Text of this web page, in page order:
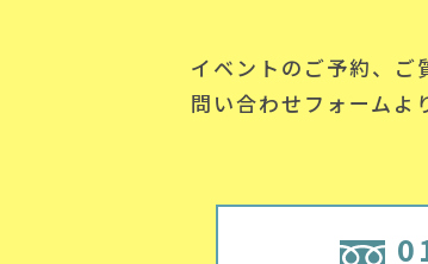
イベントのご予約、ご
問い合わせフォームよ